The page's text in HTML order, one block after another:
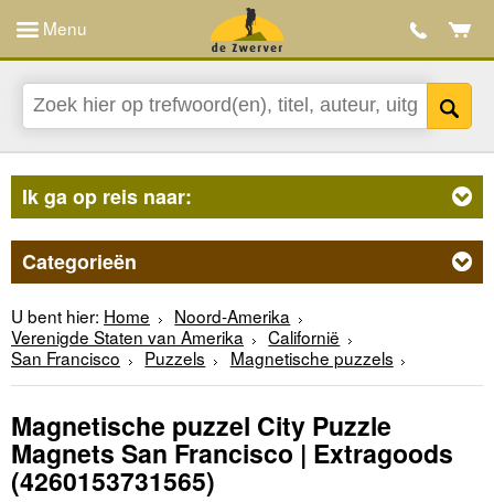
Menu
Ik ga op reis naar:
Categorieën
U bent hier: Home
Noord-Amerika
Verenigde Staten van Amerika
Californië
San Francisco
Puzzels Magnetische puzzels
Magnetische puzzel City Puzzle
Magnets San Francisco | Extragoods
(4260153731565)